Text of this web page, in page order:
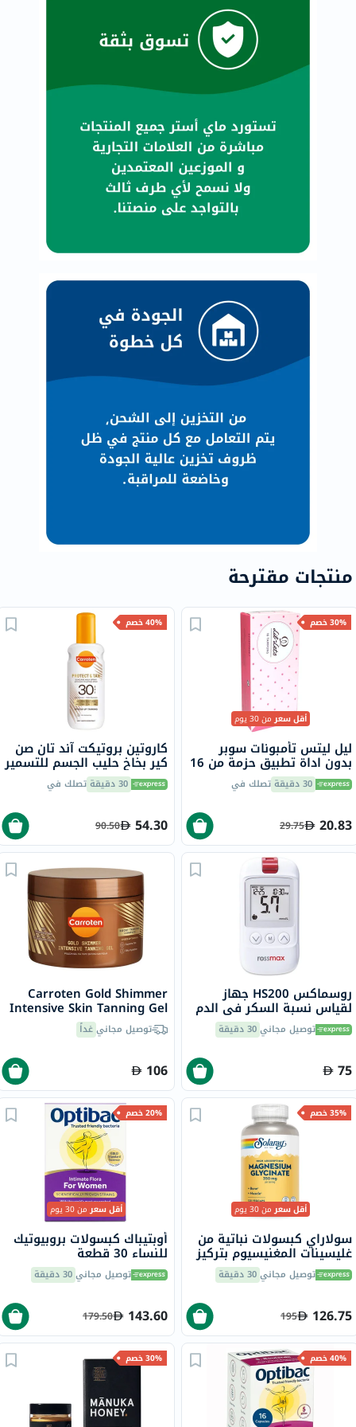
منتجات مقترحة
30% خصم
أقل سعرمن 30 يوم
ليل ليتس تأمبونات سوبر
بدون اداة تطبيق حزمة من 16
30 دقيقة تصلك في
20.83
29.75
40% خصم
كاروتين بروتيكت آند تان صن
كير بخاخ حليب الجسم للتسمير
200 مل 30 دقيقة تصلك في
54.30
90.50
روسماكس HS200 جهاز
لقياس نسبة السكر في الدم
مع شرائط للتحكم في مرض
السكريتوصيل مجاني30 دقيقة
75
Carroten Gold Shimmer
Intensive Skin Tanning Gel
150mlتوصيل مجانيغداً
106
35% خصم
أقل سعرمن 30 يوم
سولاراي كبسولات نباتية من
غليسينات المغنيسيوم بتركيز
350 ملجم لصحة العظام
والعضلات حزمة من 120
توصيل مجاني30 دقيقة
126.75
195
20% خصم
أقل سعرمن 30 يوم
أوبتيباك كبسولات بروبيوتيك
للنساء 30 قطعة
توصيل مجاني30 دقيقة
143.60
179.50
40% خصم 30% خصم